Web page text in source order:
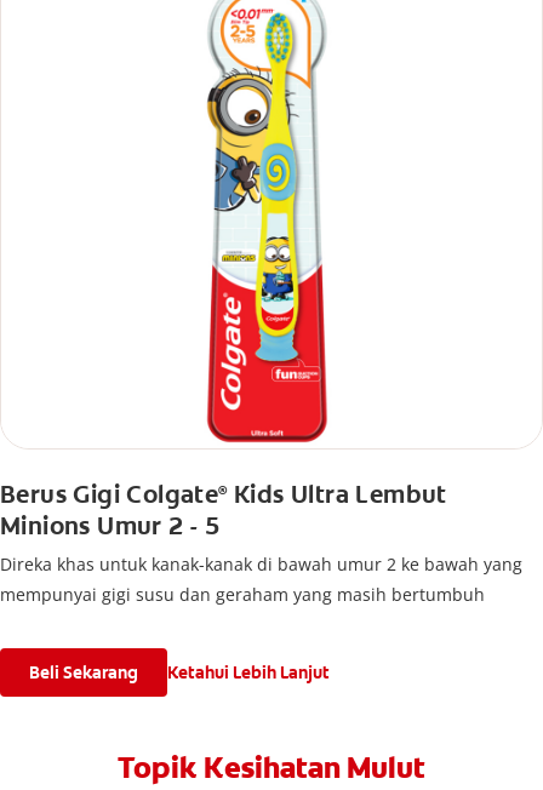
Berus Gigi Colgate®Kids Ultra Lembut
Minions Umur 2 - 5
Direka khas untuk kanak-kanak di bawah umur 2 ke bawah yang
mempunyai gigi susu dan geraham yang masih bertumbuh
Beli Sekarang Ketahui Lebih Lanjut
Topik Kesihatan Mulut